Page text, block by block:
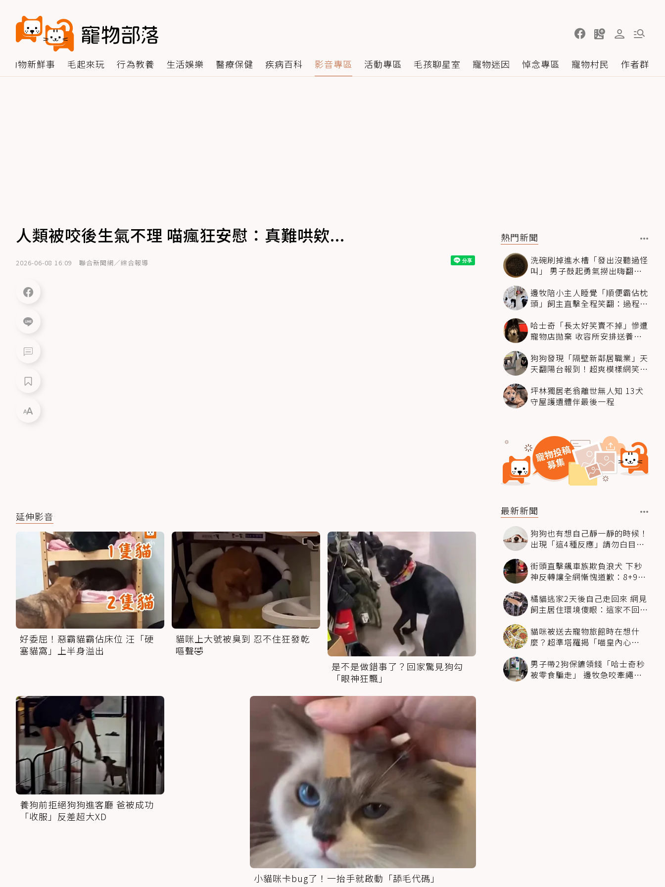
動物新鮮事 毛起來玩 行為教養 生活娛樂 醫療保健 疾病百科 影音專區 活動專區 毛孩聊星室 寵物迷因 悼念專區 寵物村民 作者群
人類被咬後生氣不理 喵瘋狂安慰：真難哄欸...
2026-06-08 16:09 聯合新聞網／綜合報導
延伸影音
好委屈！惡霸貓霸佔床位 汪「硬
塞貓窩」上半身溢出
貓咪上大號被臭到 忍不住狂發乾
嘔聲🤣
是不是做錯事了？回家驚見狗勾
「眼神狂飄」
養狗前拒絕狗狗進客廳 爸被成功
「收服」反差超大XD
小貓咪卡bug了！一抬手就啟動「舔毛代碼」
熱門新聞
洗碗刷掉進水槽「發出沒聽過怪
叫」 男子鼓起勇氣撈出嗨翻：
邊牧陪小主人睡覺「順便霸佔枕
頭」飼主直擊全程笑翻：過程絲
哈士奇「長太好笑賣不掉」慘遭
寵物店拋棄 收容所安排送養活
狗狗發現「隔壁新鄰居職業」天
天翻陽台報到！超爽模樣網笑
坪林獨居老翁離世無人知 13犬
守屋護遺體伴最後一程
最新新聞
狗狗也有想自己靜一靜的時候！
出現「這4種反應」請勿白目打
街頭直擊飆車族欺負浪犬 下秒
神反轉讓全網慚愧道歉：8+9救
橘貓逃家2天後自己走回來 網見
飼主居住環境傻眼：這家不回也
貓咪被送去寵物旅館時在想什
麼？超準塔羅揭「喵皇內心
男子帶2狗保鑣領錢「哈士奇秒
被零食騙走」 邊牧急咬牽繩拽